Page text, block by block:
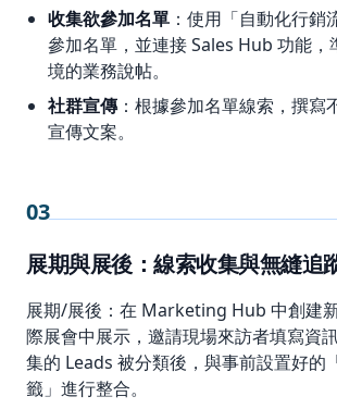
收集欲參加名單 ：使用「自動化行銷
參加名單，並連接 Sales Hub 功能，
境的業務說帖。
社群宣傳：根據參加名單線索，撰寫
宣傳文案。
03
展期與展後：線索收集與無縫追
展期/展後：在 Marketing Hub 中創建
際展會中展示，邀請現場來訪者填寫資
集的 Leads 被分類後，與事前設置好的
籤」進行整合。